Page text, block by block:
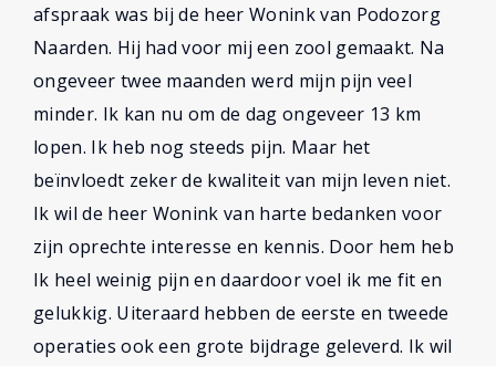
afspraak was bij de heer Wonink van Podozorg
Naarden. Hij had voor mij een zool gemaakt. Na
ongeveer twee maanden werd mijn pijn veel
minder. Ik kan nu om de dag ongeveer 13 km
lopen. Ik heb nog steeds pijn. Maar het
beïnvloedt zeker de kwaliteit van mijn leven niet.
Ik wil de heer Wonink van harte bedanken voor
zijn oprechte interesse en kennis. Door hem heb
Ik heel weinig pijn en daardoor voel ik me fit en
gelukkig. Uiteraard hebben de eerste en tweede
operaties ook een grote bijdrage geleverd. Ik wil